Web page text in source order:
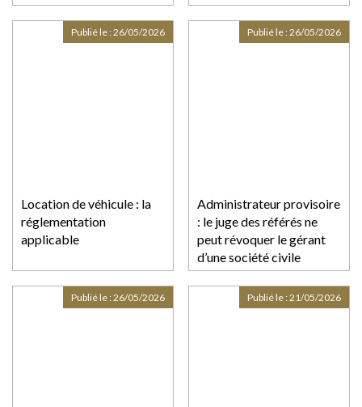
fraude aux paiements
qu’aucune demande n’a été
faite dans le délai d’un
Location de véhicule : la
réglementation
applicable
Publié le :26/05/2026
Administrateur provisoire
: le juge des référés ne
peut révoquer le gérant
d’une société civile
Publié le :26/05/2026
Publié le :26/05/2026 Publié le :21/05/2026